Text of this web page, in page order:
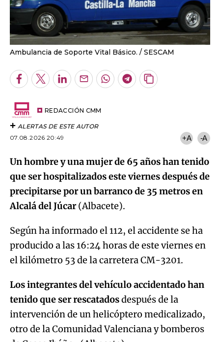
Ambulancia de Soporte Vital Básico. SESCAM
Facebook
TwitterLinkedInEnviarWhatsapp
Telegram
Copiar
REDACCIÓN CMM
ALERTAS DE ESTE AUTOR
07.08.2026 20:49
+A -A
Un hombre y una mujer de 65 años han tenido
que ser hospitalizados este viernes después de
precipitarse por un barranco de 35 metros en
Alcalá del Júcar(Albacete).
Según ha informado el 112, el accidente se ha
producido a las 16:24 horas de este viernes en
el kilómetro 53 de la carretera CM-3201.
Los integrantes del vehículo accidentado han
tenido que ser rescatadosdespués de la
intervención de un helicóptero medicalizado,
otro de la Comunidad Valenciana y bomberos